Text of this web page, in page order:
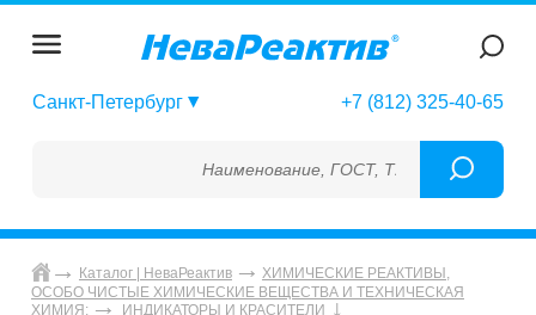
Санкт-Петербург +7 (812) 325-40-65
Наименование, ГОСТ, ТУ, ГСО, МСО, ОСО,
Каталог | НеваРеактив
ХИМИЧЕСКИЕ РЕАКТИВЫ,
ОСОБО ЧИСТЫЕ ХИМИЧЕСКИЕ ВЕЩЕСТВА И ТЕХНИЧЕСКАЯ
ХИМИЯ:
ИНДИКАТОРЫ И КРАСИТЕЛИ